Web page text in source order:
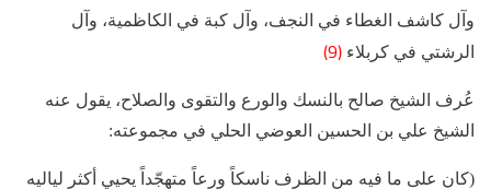
وآل كاشف الغطاء في النجف، وآل كبة في الكاظمية، وآل
الرشتي في كربلاء (9)
عُرف الشيخ صالح بالنسك والورع والتقوى والصلاح، يقول عنه
الشيخ علي بن الحسين العوضي الحلي في مجموعته:
(كان على ما فيه من الظرف ناسكاً ورعاً متهجّداً يحيي أكثر لياليه